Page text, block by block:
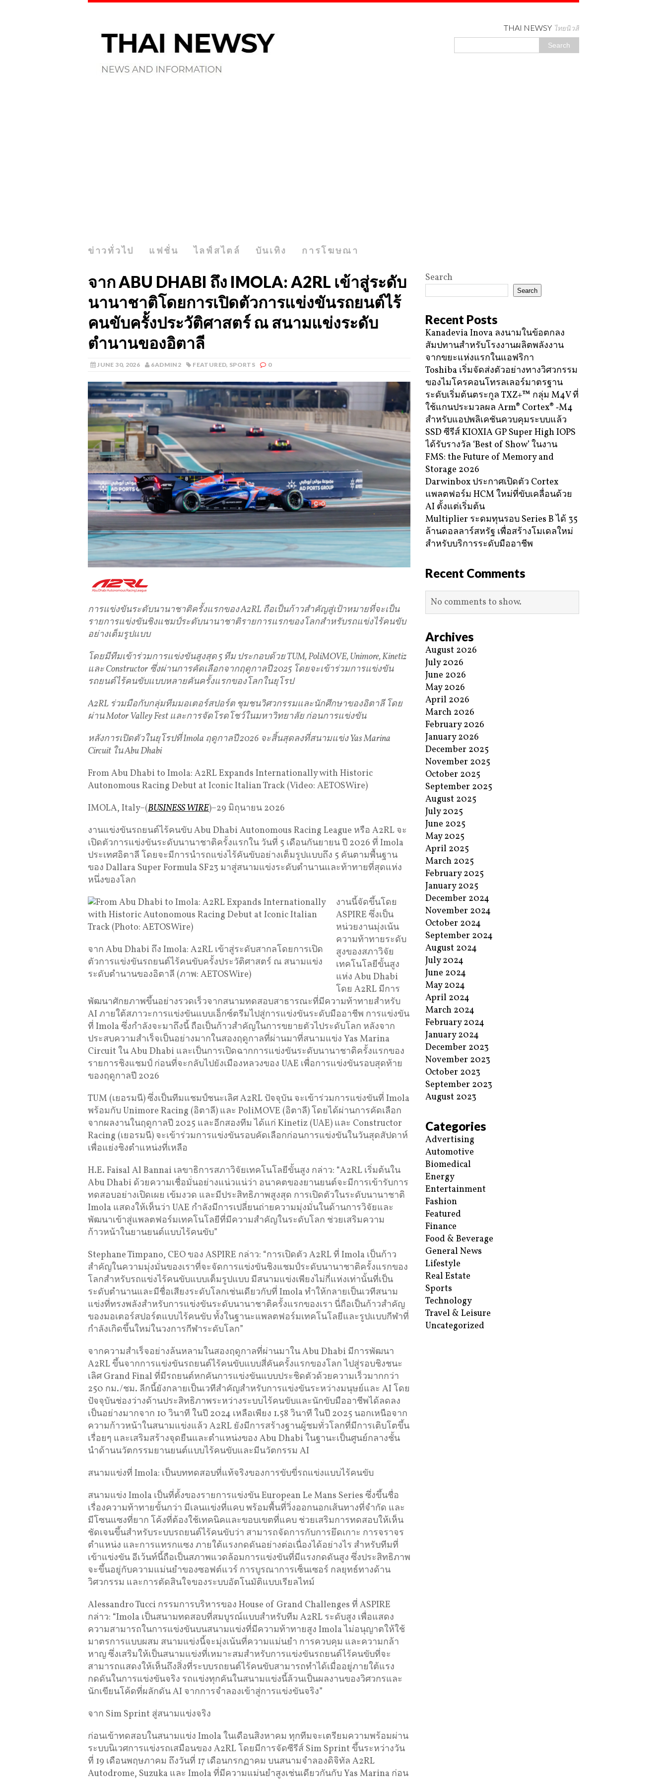
THAI NEWSY ไทยนิวสี่
ข่าวทั่วไป แฟชั่น ไลฟ์สไตล์ บันเทิง การโฆษณา
จาก ABU DHABI ถึง IMOLA: A2RL เข้าสู่ระดับ
นานาชาติโดยการเปิดตัวการแข่งขันรถยนต์ไร้
คนขับครั้งประวัติศาสตร์ ณ สนามแข่งระดับ
ตำนานของอิตาลี
JUNE 30, 2026 6ADMIN2 FEATURED, SPORTS 0
การแข่งขันระดับนานาชาติครั้งแรกของA2RL ถือเป็นก้าวสำคัญสู่เป้าหมายที่จะเป็น
รายการแข่งขันชิงแชมป์ระดับนานาชาติรายการแรกของโลกสำหรับรถแข่งไร้คนขับ
อย่างเต็มรูปแบบ
โดยมีทีมเข้าร่วมการแข่งขันสูงสุด5 ทีม ประกอบด้วยTUM, PoliMOVE, Unimore, Kinetiz
และConstructor ซึ่งผ่านการคัดเลือกจากฤดูกาลปี2025 โดยจะเข้าร่วมการแข่งขัน
รถยนต์ไร้คนขับแบบหลายคันครั้งแรกของโลกในยุโรป
A2RL ร่วมมือกับกลุ่มทีมมอเตอร์สปอร์ต ชุมชนวิศวกรรมและนักศึกษาของอิตาลี โดย
ผ่านMotor Valley Fest และการจัดโรดโชว์ในมหาวิทยาลัย ก่อนการแข่งขัน
หลังการเปิดตัวในยุโรปที่Imola ฤดูกาลปี2026 จะสิ้นสุดลงที่สนามแข่งYas Marina
Circuit ในAbu Dhabi
From Abu Dhabi to Imola: A2RL Expands Internationally with Historic
Autonomous Racing Debut at Iconic Italian Track (Video: AETOSWire)
IMOLA, Italy–(BUSINESS WIRE)–29 มิถุนายน 2026
งานแข่งขันรถยนต์ไร้คนขับ Abu Dhabi Autonomous Racing League หรือ A2RL จะ
เปิดตัวการแข่งขันระดับนานาชาติครั้งแรกใน วันที่ 5 เดือนกันยายน ปี 2026 ที่ Imola
ประเทศอิตาลี โดยจะมีการนำรถแข่งไร้คันขับอย่างเต็มรูปแบบถึง 5 คันตามพื้นฐาน
ของ Dallara Super Formula SF23 มาสู่สนามแข่งระดับตำนานและท้าทายที่สุดแห่ง
หนึ่งของโลก
จาก Abu Dhabi ถึง Imola: A2RL เข้าสู่ระดับสากลโดยการเปิด
ตัวการแข่งขันรถยนต์ไร้คนขับครั้งประวัติศาสตร์ ณ สนามแข่ง
ระดับตำนานของอิตาลี (ภาพ: AETOSWire)
งานนี้จัดขึ้นโดย
ASPIRE ซึ่งเป็น
หน่วยงานมุ่งเน้น
ความท้าทายระดับ
สูงของสภาวิจัย
เทคโนโลยีขั้นสูง
แห่ง Abu Dhabi
โดย A2RL มีการ
พัฒนาศักยภาพขึ้นอย่างรวดเร็วจากสนามทดสอบสาธารณะที่มีความท้าทายสำหรับ
AI ภายใต้สภาวะการแข่งขันแบบเอ็กซ์ตรีมไปสู่การแข่งขันระดับมืออาชีพ การแข่งขัน
ที่ Imola ซึ่งกำลังจะมาถึงนี้ ถือเป็นก้าวสำคัญในการขยายตัวไประดับโลก หลังจาก
ประสบความสำเร็จเป็นอย่างมากในสองฤดูกาลที่ผ่านมาที่สนามแข่ง Yas Marina
Circuit ใน Abu Dhabi และเป็นการเปิดฉากการแข่งขันระดับนานาชาติครั้งแรกของ
รายการชิงแชมป์ ก่อนที่จะกลับไปยังเมืองหลวงของ UAE เพื่อการแข่งขันรอบสุดท้าย
ของฤดูกาลปี 2026
TUM (เยอรมนี) ซึ่งเป็นทีมแชมป์ชนะเลิศ A2RL ปัจจุบัน จะเข้าร่วมการแข่งขันที่ Imola
พร้อมกับ Unimore Racing (อิตาลี) และ PoliMOVE (อิตาลี) โดยได้ผ่านการคัดเลือก
จากผลงานในฤดูกาลปี 2025 และอีกสองทีม ได้แก่ Kinetiz (UAE) และ Constructor
Racing (เยอรมนี) จะเข้าร่วมการแข่งขันรอบคัดเลือกก่อนการแข่งขันในวันสุดสัปดาห์
เพื่อแย่งชิงตำแหน่งที่เหลือ
H.E. Faisal Al Bannai เลขาธิการสภาวิจัยเทคโนโลยีขั้นสูง กล่าว: “A2RL เริ่มต้นใน
Abu Dhabi ด้วยความเชื่อมั่นอย่างแน่วแน่ว่า อนาคตของยานยนต์จะมีการเข้ารับการ
ทดสอบอย่างเปิดเผย เข้มงวด และมีประสิทธิภาพสูงสุด การเปิดตัวในระดับนานาชาติ
Imola แสดงให้เห็นว่า UAE กำลังมีการเปลี่ยนถ่ายความมุ่งมั่นในด้านการวิจัยและ
พัฒนาเข้าสู่แพลตฟอร์มเทคโนโลยีที่มีความสำคัญในระดับโลก ช่วยเสริมความ
ก้าวหน้าในยานยนต์แบบไร้คนขับ”
Stephane Timpano, CEO ของ ASPIRE กล่าว: “การเปิดตัว A2RL ที่ Imola เป็นก้าว
สำคัญในความมุ่งมั่นของเราที่จะจัดการแข่งขันชิงแชมป์ระดับนานาชาติครั้งแรกของ
โลกสำหรับรถแข่งไร้คนขับแบบเต็มรูปแบบ มีสนามแข่งเพียงไม่กี่แห่งเท่านั้นที่เป็น
ระดับตำนานและมีชื่อเสียงระดับโลกเช่นเดียวกับที่ Imola ทำให้กลายเป็นเวทีสนาม
แข่งที่ทรงพลังสำหรับการแข่งขันระดับนานาชาติครั้งแรกของเรา นี่ถือเป็นก้าวสำคัญ
ของมอเตอร์สปอร์ตแบบไร้คนขับ ทั้งในฐานะแพลตฟอร์มเทคโนโลยีและรูปแบบกีฬาที่
กำลังเกิดขึ้นใหม่ในวงการกีฬาระดับโลก”
จากความสำเร็จอย่างล้นหลามในสองฤดูกาลที่ผ่านมาใน Abu Dhabi มีการพัฒนา
A2RL ขึ้นจากการแข่งขันรถยนต์ไร้คนขับแบบสี่คันครั้งแรกของโลก ไปสู่รอบชิงชนะ
เลิศ Grand Final ที่มีรถยนต์หกคันการแข่งขันแบบประชิดตัวด้วยความเร็วมากกว่า
250 กม./ชม. ลีกนี้ยังกลายเป็นเวทีสำคัญสำหรับการแข่งขันระหว่างมนุษย์และ AI โดย
ปัจจุบันช่องว่างด้านประสิทธิภาพระหว่างระบบไร้คนขับและนักขับมืออาชีพได้ลดลง
เป็นอย่างมากจาก 10 วินาที ในปี 2024 เหลือเพียง 1.58 วินาที ในปี 2025 นอกเหนือจาก
ความก้าวหน้าในสนามแข่งแล้ว A2RL ยังมีการสร้างฐานผู้ชมทั่วโลกที่มีการเติบโตขึ้น
เรื่อยๆ และเสริมสร้างจุดยืนและตำแหน่งของ Abu Dhabi ในฐานะเป็นศูนย์กลางชั้น
นำด้านนวัตกรรมยานยนต์แบบไร้คนขับและมีนวัตกรรม AI
สนามแข่งที่ Imola: เป็นบททดสอบที่แท้จริงของการขับขี่รถแข่งแบบไร้คนขับ
สนามแข่ง Imola เป็นที่ตั้งของรายการแข่งขัน European Le Mans Series ซึ่งขึ้นชื่อ
เรื่องความท้าทายขั้นกว่า มีเลนแข่งที่แคบ พร้อมพื้นที่วิ่งออกนอกเส้นทางที่จำกัด และ
มีโซนแซงที่ยาก โค้งที่ต้องใช้เทคนิคและขอบเขตที่แคบ ช่วยเสริมการทดสอบให้เห็น
ชัดเจนขึ้นสำหรับระบบรถยนต์ไร้คนขับว่า สามารถจัดการกับการยึดเกาะ การจราจร
ตำแหน่ง และการแทรกแซง ภายใต้แรงกดดันอย่างต่อเนื่องได้อย่างไร สำหรับทีมที่
เข้าแข่งขัน อีเว้นท์นี้ถือเป็นสภาพแวดล้อมการแข่งขันที่มีแรงกดดันสูง ซึ่งประสิทธิภาพ
จะขึ้นอยู่กับความแม่นยำของซอฟต์แวร์ การบูรณาการเซ็นเซอร์ กลยุทธ์ทางด้าน
วิศวกรรม และการตัดสินใจของระบบอัตโนมัติแบบเรียลไทม์
Alessandro Tucci กรรมการบริหารของ House of Grand Challenges ที่ ASPIRE
กล่าว: “Imola เป็นสนามทดสอบที่สมบูรณ์แบบสำหรับทีม A2RL ระดับสูง เพื่อแสดง
ความสามารถในการแข่งขันบนสนามแข่งที่มีความท้าทายสูง Imola ไม่อนุญาตให้ใช้
มาตรการแบบผสม สนามแข่งนี้จะมุ่งเน้นที่ความแม่นยำ การควบคุม และความกล้า
หาญ ซึ่งเสริมให้เป็นสนามแข่งที่เหมาะสมสำหรับการแข่งขันรถยนต์ไร้คนขับที่จะ
สามารถแสดงให้เห็นถึงสิ่งที่ระบบรถยนต์ไร้คนขับสามารถทำได้เมื่ออยู่ภายใต้แรง
กดดันในการแข่งขันจริง รถแข่งทุกคันในสนามแข่งนี้ล้วนเป็นผลงานของวิศวกรและ
นักเขียนโค้ดที่ผลักดัน AI จากการจำลองเข้าสู่การแข่งขันจริง”
จาก Sim Sprint สู่สนามแข่งจริง
ก่อนเข้าทดสอบในสนามแข่ง Imola ในเดือนสิงหาคม ทุกทีมจะเตรียมความพร้อมผ่าน
ระบบนิเวศการแข่งรถเสมือนของ A2RL โดยมีการจัดซีรีส์ Sim Sprint ขึ้นระหว่างวัน
ที่ 19 เดือนพฤษภาคม ถึงวันที่ 17 เดือนกรกฏาคม บนสนามจำลองดิจิทัล A2RL
Autodrome, Suzuka และ Imola ที่มีความแม่นยำสูงเช่นเดียวกันกับ Yas Marina ก่อน
Search
Search
Recent Posts
Kanadevia Inova ลงนามในข้อตกลง
สัมปทานสำหรับโรงงานผลิตพลังงาน
จากขยะแห่งแรกในแอฟริกา
Toshiba เริ่มจัดส่งตัวอย่างทางวิศวกรรม
ของไมโครคอนโทรลเลอร์มาตรฐาน
ระดับเริ่มต้นตระกูล TXZ+™ กลุ่ม M4V ที่
ใช้แกนประมวลผล Arm® Cortex® ‑M4
สำหรับแอปพลิเคชันควบคุมระบบแล้ว
SSD ซีรีส์ KIOXIA GP Super High IOPS
ได้รับรางวัล ‘Best of Show’ ในงาน
FMS: the Future of Memory and
Storage 2026
Darwinbox ประกาศเปิดตัว Cortex
แพลตฟอร์ม HCM ใหม่ที่ขับเคลื่อนด้วย
AI ตั้งแต่เริ่มต้น
Multiplier ระดมทุนรอบ Series B ได้ 35
ล้านดอลลาร์สหรัฐ เพื่อสร้างโมเดลใหม่
สำหรับบริการระดับมืออาชีพ
Recent Comments
No comments to show.
Archives
August 2026
July 2026
June 2026
May 2026
April 2026
March 2026
February 2026
January 2026
December 2025
November 2025
October 2025
September 2025
August 2025
July 2025
June 2025
May 2025
April 2025
March 2025
February 2025
January 2025
December 2024
November 2024
October 2024
September 2024
August 2024
July 2024
June 2024
May 2024
April 2024
March 2024
February 2024
January 2024
December 2023
November 2023
October 2023
September 2023
August 2023
Categories
Advertising
Automotive
Biomedical
Energy
Entertainment
Fashion
Featured
Finance
Food & Beverage
General News
Lifestyle
Real Estate
Sports
Technology
Travel & Leisure
Uncategorized